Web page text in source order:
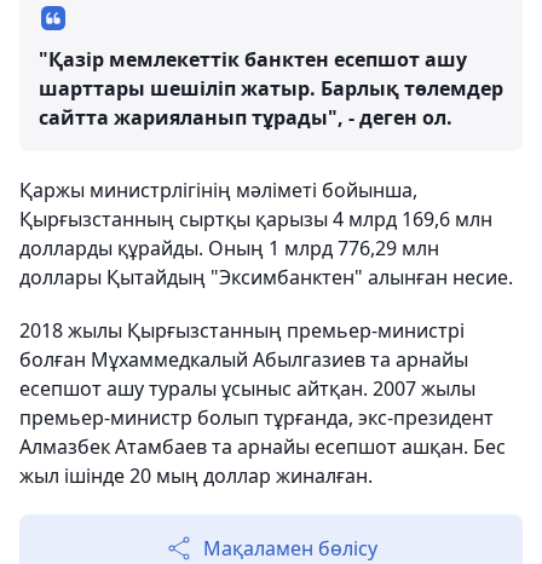
"Қазір мемлекеттік банктен есепшот ашу
шарттары шешіліп жатыр. Барлық төлемдер
сайтта жарияланып тұрады", - деген ол.
Қаржы министрлігінің мәліметі бойынша,
Қырғызстанның сыртқы қарызы 4 млрд 169,6 млн
долларды құрайды. Оның 1 млрд 776,29 млн
доллары Қытайдың "Эксимбанктен" алынған несие.
2018 жылы Қырғызстанның премьер-министрі
болған Мұхаммедкалый Абылгазиев та арнайы
есепшот ашу туралы ұсыныс айтқан. 2007 жылы
премьер-министр болып тұрғанда, экс-президент
Алмазбек Атамбаев та арнайы есепшот ашқан. Бес
жыл ішінде 20 мың доллар жиналған.
Мақаламен бөлісу